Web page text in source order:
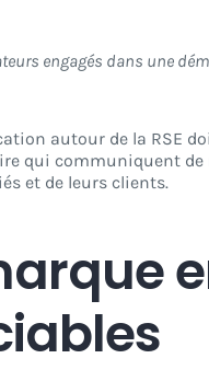
engagés dans une
autour de la RSE
qui communiquent
et de leurs clients.